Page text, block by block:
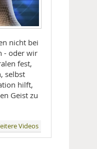
nicht bei
- oder wir
fest,
selbst
hilft,
Geist zu
Videos